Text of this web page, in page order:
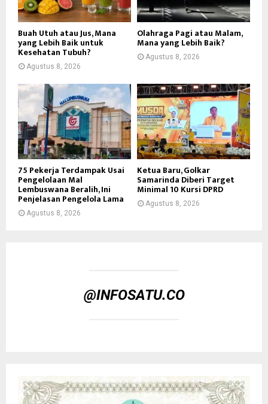
Buah Utuh atau Jus, Mana
yang Lebih Baik untuk
Kesehatan Tubuh?
Agustus 8, 2026
Olahraga Pagi atau Malam,
Mana yang Lebih Baik?
Agustus 8, 2026
75 Pekerja Terdampak Usai
Pengelolaan Mal
Lembuswana Beralih, Ini
Penjelasan Pengelola Lama
Agustus 8, 2026
Ketua Baru, Golkar
Samarinda Diberi Target
Minimal 10 Kursi DPRD
Agustus 8, 2026
@INFOSATU.CO